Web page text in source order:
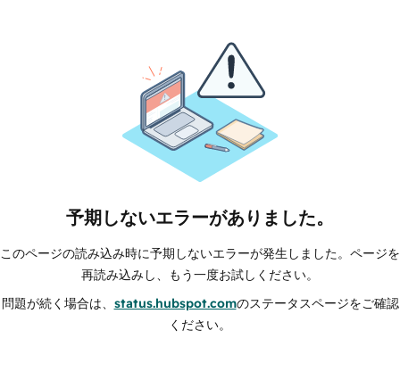
予期しないエラーがありました。
このページの読み込み時に予期しないエラーが発生しました。ページを
再読み込みし、もう一度お試しください。
問題が続く場合は、 status.hubspot.comのステータスページをご確認
ください。